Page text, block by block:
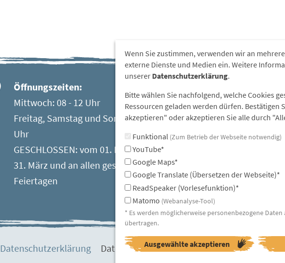
Öffnungszeiten:
Mittwoch: 08 - 12 Uhr
Freitag, Samstag und Sonntag: 13 - 17
Uhr
GESCHLOSSEN: vom 01. November bis
31. März und an allen gesetzlichen
Feiertagen
steinzeitdorf-
ll.bayern.de
Datenschutzerklärung Datenschutzeinstellungen Erklärung zur
Wenn Sie zustimmen, verwenden wir an
externe Dienste und Medien ein. Weitere
unserer Datenschutzerklärung.
Bitte wählen Sie nachfolgend, welche Cookies
Ressourcen geladen werden dürfen. Bestätigen
akzeptieren" oder akzeptieren Sie alle durch
Funktional (Zum Betrieb der Webseite notwendig)
YouTube*
Google Maps*
Google Translate (Übersetzen der Webseite)*
ReadSpeaker (Vorlesefunktion)*
Matomo (Webanalyse-Tool)
* Es werden möglicherweise personenbezogene
übertragen.
Ausgewählte akzeptieren